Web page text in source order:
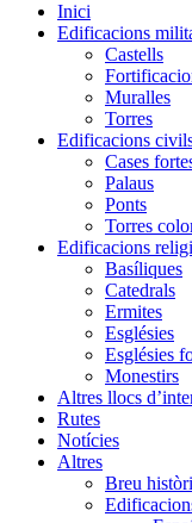
Inici
Edificacions
Castells
Muralles
Torres
Edificacions
Cases
Palaus
Ponts
Torres
Edificacions
Basíliques
Catedrals
Ermites
Esglésies
Esglésies
Monestirs
Altres llocs
Rutes
Notícies
Altres
Breu